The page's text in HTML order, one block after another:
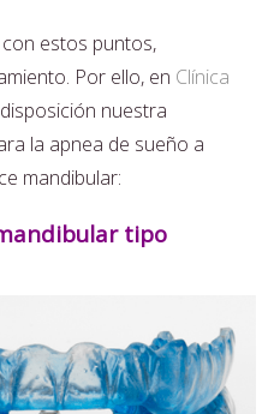
estos puntos,
Por ello, en Clínica
nuestra
la apnea de sueño a
mandibular:
tipo